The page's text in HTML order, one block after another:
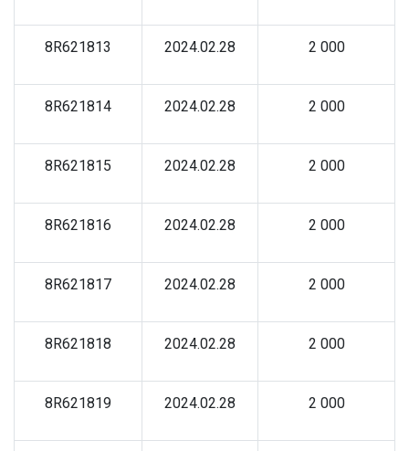
8R621813 2024.02.28 2 000
8R621814 2024.02.28 2 000
8R621815 2024.02.28 2 000
8R621816 2024.02.28 2 000
8R621817 2024.02.28 2 000
8R621818 2024.02.28 2 000
8R621819 2024.02.28 2 000